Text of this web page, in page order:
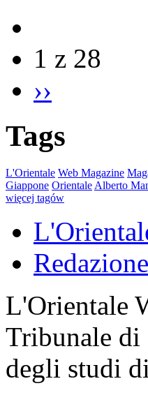
1 z 28
››
Tags
L'Orientale Web Magazine
Giappone Orientale Alberto
więcej tagów
Redazione
L'Orientale
Tribunale
degli studi